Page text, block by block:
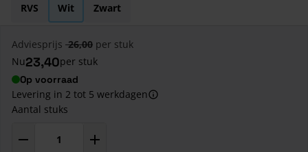
RVS Wit Zwart
Adviesprijs 26,00 per stuk
Nu23,40per stuk
Op voorraad
Levering in 2 tot 5 werkdagen
Aantal stuks